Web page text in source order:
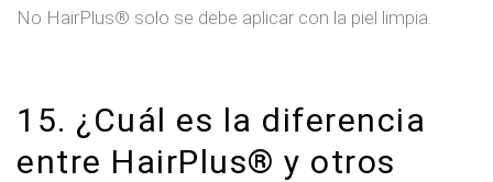
No HairPlus® solo se debe aplicar con la piel limpia.
15. ¿Cuál es la diferencia
entre HairPlus® y otros